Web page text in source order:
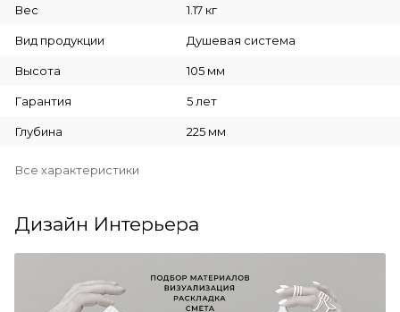
Вес 1.17 кг
Вид продукции Душевая система
Высота 105 мм
Гарантия 5 лет
Глубина 225 мм
Все характеристики
Дизайн Интерьера